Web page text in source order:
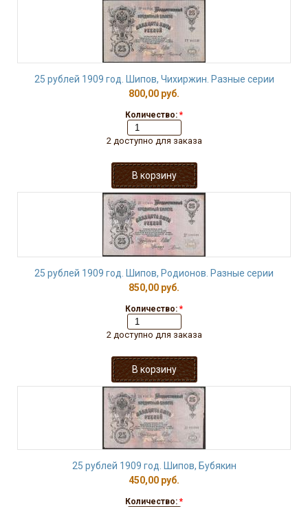
25 рублей 1909 год. Шипов, Чихиржин. Разные серии
800,00 руб.
Количество: *
2 доступно для заказа
25 рублей 1909 год. Шипов, Родионов. Разные серии
850,00 руб.
Количество: *
2 доступно для заказа
25 рублей 1909 год. Шипов, Бубякин
450,00 руб.
Количество: *